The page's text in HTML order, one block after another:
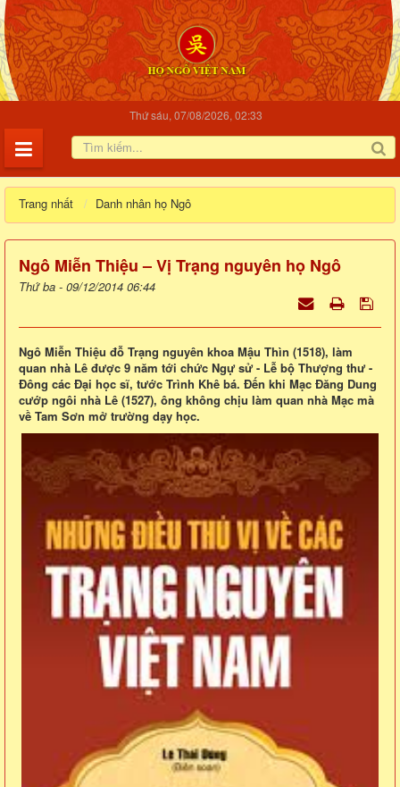
Thứ sáu, 07/08/2026, 02:33
Trang nhất Danh nhân họ Ngô
Ngô Miễn Thiệu – Vị Trạng nguyên họ Ngô
Thứ ba - 09/12/2014 06:44
Ngô Miễn Thiệu đỗ Trạng nguyên khoa Mậu Thìn (1518), làm
quan nhà Lê được 9 năm tới chức Ngự sử - Lễ bộ Thượng thư -
Đông các Đại học sĩ, tước Trình Khê bá. Đến khi Mạc Đăng Dung
cướp ngôi nhà Lê (1527), ông không chịu làm quan nhà Mạc mà
về Tam Sơn mở trường dạy học.